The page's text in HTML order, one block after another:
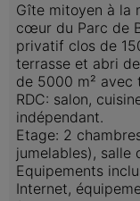
Gîte mitoyen à la
cœur du Parc de
privatif clos de
terrasse et abri
de 5000 m² avec
RDC: salon,
indépendant.
Etage: 2
jumelables), salle
Equipements
Internet,